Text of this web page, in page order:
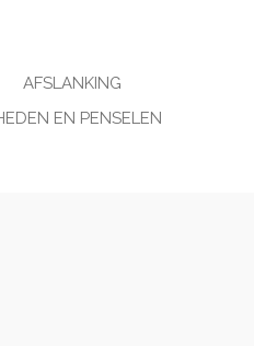
AFSLANKING
EN PENSELEN